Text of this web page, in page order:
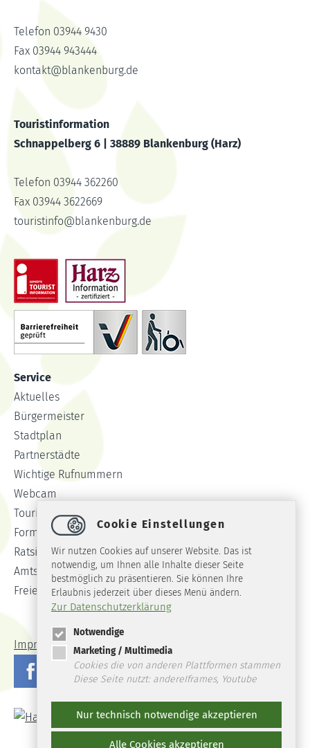
Telefon 03944 9430
Fax 03944 943444
kontakt@blankenburg.de
Touristinformation
Schnappelberg 6 | 38889 Blankenburg (Harz)
Telefon 03944 362260
Fax 03944 3622669
touristinfo@blankenburg.de
Service
Aktuelles
Bürgermeister
Stadtplan
Partnerstädte
Wichtige Rufnummern
Webcam
Tourist-Info
Formulare
Ratsinformationssystem
Amtsblatt
Freie Stellen
Impressum Datenschutz
Cookie Einstellungen
Wir nutzen Cookies auf unserer Website. Das ist
notwendig, um Ihnen alle Inhalte dieser Seite
bestmöglich zu präsentieren. Sie können Ihre
Erlaubnis jederzeit über dieses Menü ändern.
Zur Datenschutzerklärung
Notwendige
Marketing / Multimedia
Cookies die von anderen Plattformen stammen
Diese Seite nutzt: andereIframes, Youtube
Nur technisch notwendige akzeptieren
Alle Cookies akzeptieren